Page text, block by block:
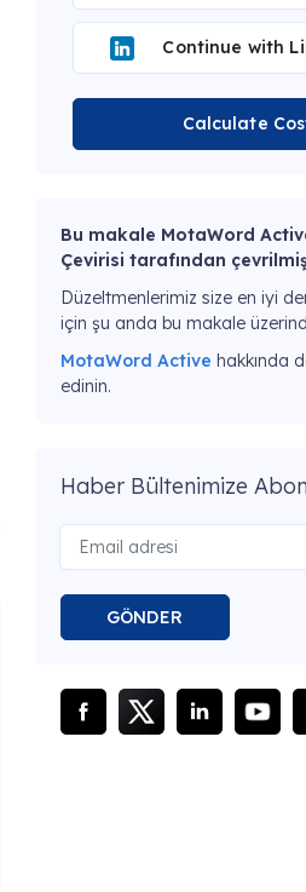
Continue with
Calculate
Bu makale MotaWord
Çevirisi tarafından
Düzeltmenlerimiz size en iyi
için şu anda bu makale
MotaWord Active hakkında
edinin.
Haber Bültenimize
GÖNDER